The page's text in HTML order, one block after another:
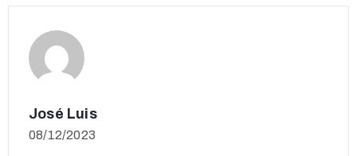
José Luis
08/12/2023